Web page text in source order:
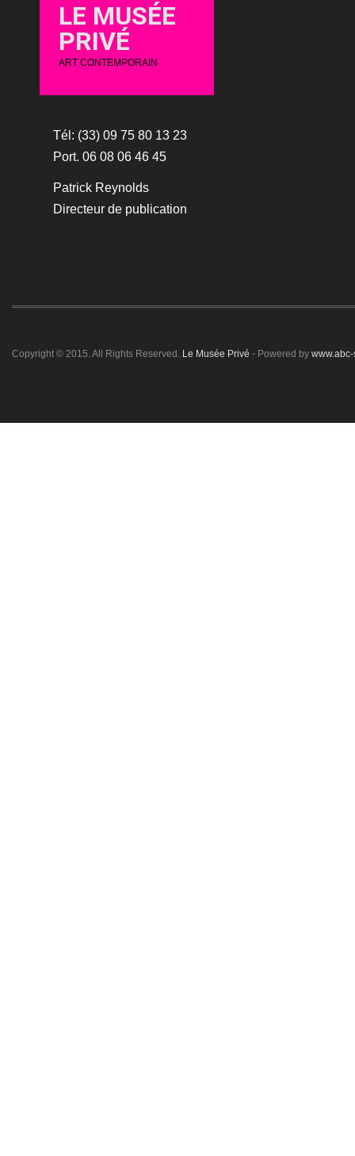
LE MUSÉE
PRIVÉ
ART CONTEMPORAIN
Tél: (33) 09 75 80 13 23
Port. 06 08 06 46 45
Patrick Reynolds
Directeur de publication
Copyright © 2015. All Rights Reserved. Le Musée Privé - Powered by